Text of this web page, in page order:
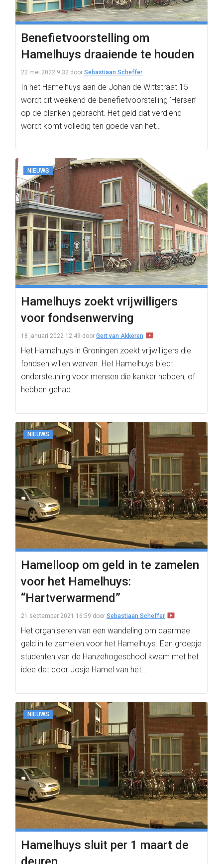
Benefietvoorstelling om
Hamelhuys draaiende te houden
22 mei 2022 9:32 door Sebastiaan Scheffer
In het Hamelhuys aan de Johan de Wittstraat 15
wordt dit weekend de benefietvoorstelling ‘Hersen’
op de planken gebracht. Het geld dat verdiend
wordt komt volledig ten goede van het…
NIEUWS
Hamelhuys zoekt vrijwilligers
voor fondsenwerving
18 januari 2022 12:49 door Gert van Akkeren
Het Hamelhuys in Groningen zoekt vrijwilligers die
fondsen willen werven. Het Hamelhuys biedt
ondersteuning voor mensen die kanker hebben, of
hebben gehad.
NIEUWS
Hamelloop om geld in te zamelen
voor het Hamelhuys:
“Hartverwarmend”
21 september 2021 16:59 door Sebastiaan Scheffer
Het organiseren van een wandeling om daarmee
geld in te zamelen voor het Hamelhuys. Een groepje
studenten van de Hanzehogeschool kwam met het
idee dat door Josje Hamel van het…
NIEUWS
Hamelhuys sluit per 1 maart de